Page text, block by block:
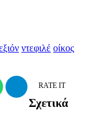
ντεφιλέ οίκος
RATE IT
Σχετικά